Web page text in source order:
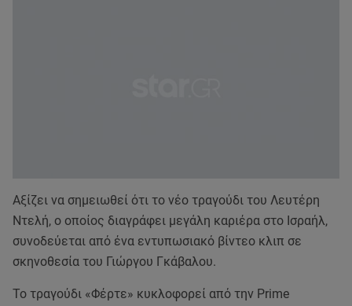
Αξίζει να σημειωθεί ότι το νέο τραγούδι του Λευτέρη
Ντελή, ο οποίος διαγράφει μεγάλη καριέρα στο Ισραήλ,
συνοδεύεται από ένα εντυπωσιακό βίντεο κλιπ σε
σκηνοθεσία του Γιώργου Γκάβαλου.
Το τραγούδι «Φέρτε» κυκλοφορεί από την Prime